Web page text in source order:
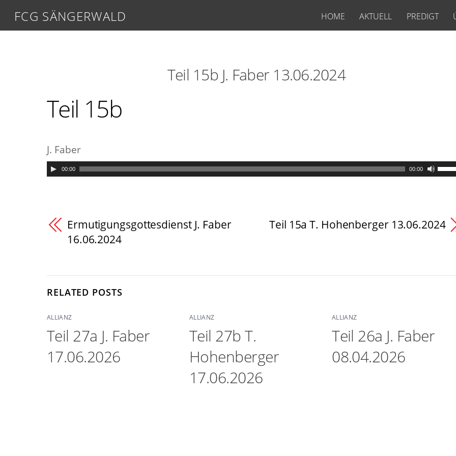
FCG SÄNGERWALD HOME AKTUELL PREDIGT
Teil 15b J. Faber 13.06.2024
Teil 15b
J. Faber
00:00 00:00
Ermutigungsgottesdienst J. Faber
16.06.2024
Teil 15a T. Hohenberger 13.06.2024
RELATED POSTS
ALLIANZ
Teil 27a J. Faber
17.06.2026
ALLIANZ
Teil 27b T.
Hohenberger
17.06.2026
ALLIANZ
Teil 26a J. Faber
08.04.2026